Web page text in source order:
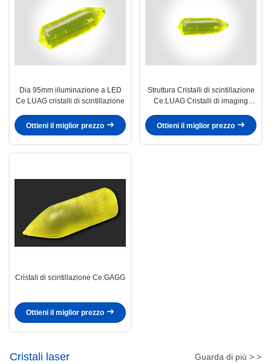
Dia 95mm illuminazione a LED
Ce LUAG cristalli di scintillazione
Ottieni il miglior prezzo
Struttura Cristalli di scintillazione
Ce:LUAG Cristalli di imaging
Ottieni il miglior prezzo
Cristali di scintillazione Ce:GAGG
Ottieni il miglior prezzo
Cristali laser Guarda di più > >